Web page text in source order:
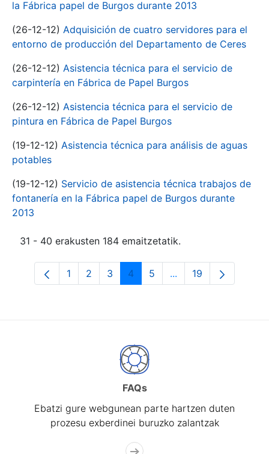
la Fábrica papel de Burgos durante 2013
(26-12-12) Adquisición de cuatro servidores para el
entorno de producción del Departamento de Ceres
(26-12-12) Asistencia técnica para el servicio de
carpintería en Fábrica de Papel Burgos
(26-12-12) Asistencia técnica para el servicio de
pintura en Fábrica de Papel Burgos
(19-12-12) Asistencia técnica para análisis de aguas
potables
(19-12-12) Servicio de asistencia técnica trabajos de
fontanería en la Fábrica papel de Burgos durante
2013
31 - 40 erakusten 184 emaitzetatik.
Orrialdea
1 Orrialdea
2 Orrialdea
3 Orrialdea
4 Orrialdea
5 ...Intermediate Pages
Orrialdea
19
FAQs
Ebatzi gure webgunean parte hartzen duten
prozesu exberdinei buruzko zalantzak